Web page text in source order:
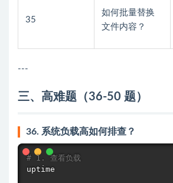
35
如何批量替换
文件内容？
---
三、高难题（36-50 题）
36. 系统负载高如何排查？
# 1. 查看负载
uptime